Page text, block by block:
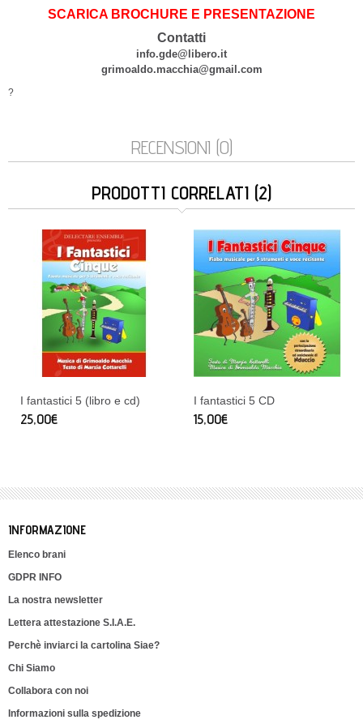
SCARICA BROCHURE E PRESENTAZIONE
Contatti
info.gde@libero.it
grimoaldo.macchia@gmail.com
?
RECENSIONI (0)
PRODOTTI CORRELATI (2)
I fantastici 5 (libro e cd)
25,00€
I fantastici 5 CD
15,00€
INFORMAZIONE
Elenco brani
GDPR INFO
La nostra newsletter
Lettera attestazione S.I.A.E.
Perchè inviarci la cartolina Siae?
Chi Siamo
Collabora con noi
Informazioni sulla spedizione